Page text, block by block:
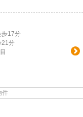
歩17分
21分
件